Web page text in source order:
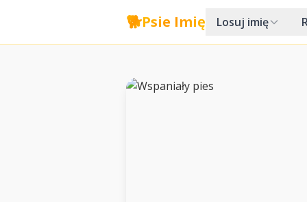
🐕Psie Imię Losuj imię